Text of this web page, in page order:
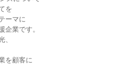
を
ーマに
企業です。
、
を顧客に